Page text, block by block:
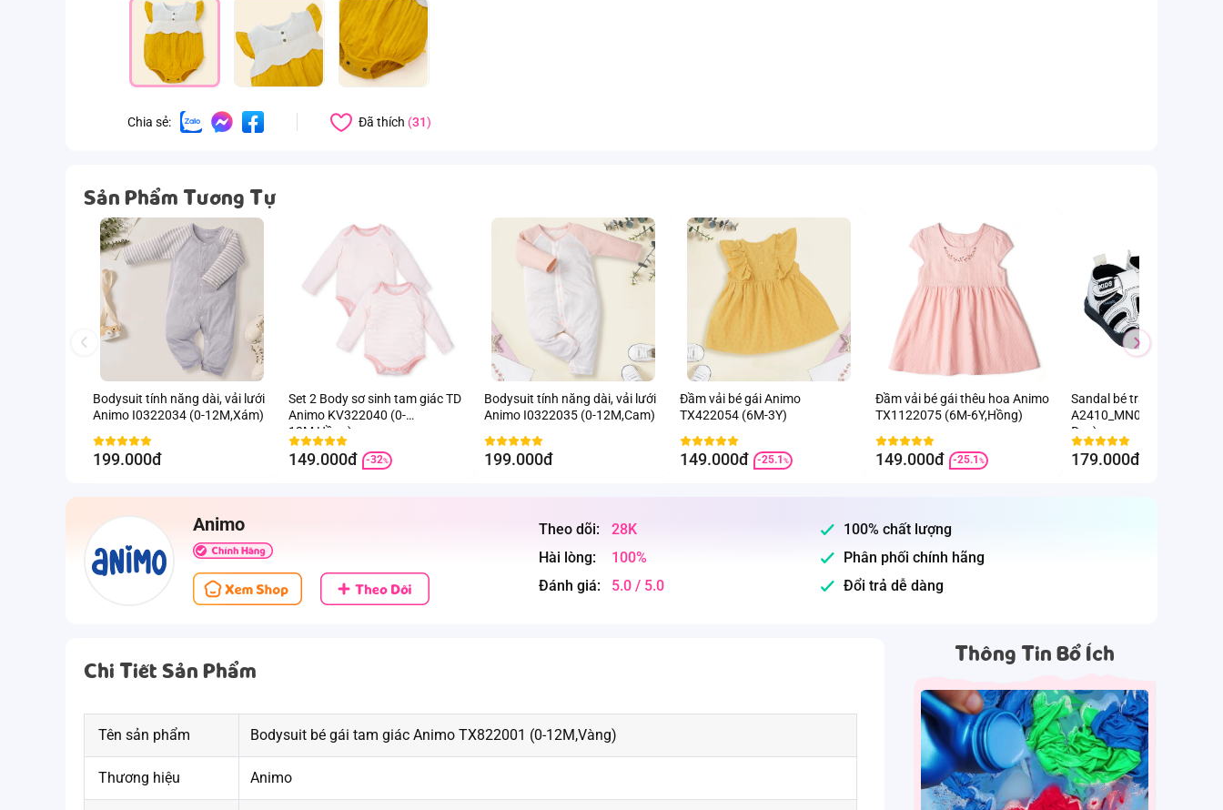
Chia sẻ: Đã thích (31)
Sản Phẩm Tương Tự
Bodysuit tính năng dài, vải lưới
Animo I0322034 (0-12M,Xám)
199.000đ
Set 2 Body sơ sinh tam giác TD
Animo KV322040 (0-
12M,Hồng)
149.000đ -32%
Bodysuit tính năng dài, vải lưới
Animo I0322035 (0-12M,Cam)
199.000đ
Đầm vải bé gái Animo
TX422054 (6M-3Y)
149.000đ -25.1 %
Đầm vải bé gái thêu hoa Animo
TX1122075 (6M-6Y,Hồng)
149.000đ -25.1 %
Sandal bé trai Animo
A2410_MN026 (17-
Đen)
179.000đ
Animo Theo dõi:
28K
Hài lòng:
100%
Đánh giá:
5.0 / 5.0
100% chất lượng
Phân phối chính hãng
Đổi trả dễ dàng
Chi Tiết Sản Phẩm
Tên sản phẩm Bodysuit bé gái tam giác Animo TX822001 (0-12M,Vàng)
Thương hiệu Animo
Thông Tin Bổ Ích